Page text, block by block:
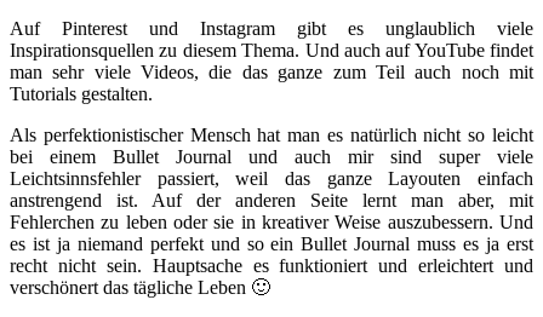
Auf Pinterest und Instagram gibt es unglaublich viele
Inspirationsquellen zu diesem Thema. Und auch auf YouTube findet
man sehr viele Videos, die das ganze zum Teil auch noch mit
Tutorials gestalten.
Als perfektionistischer Mensch hat man es natürlich nicht so leicht
bei einem Bullet Journal und auch mir sind super viele
Leichtsinnsfehler passiert, weil das ganze Layouten einfach
anstrengend ist. Auf der anderen Seite lernt man aber, mit
Fehlerchen zu leben oder sie in kreativer Weise auszubessern. Und
es ist ja niemand perfekt und so ein Bullet Journal muss es ja erst
recht nicht sein. Hauptsache es funktioniert und erleichtert und
verschönert das tägliche Leben 🙂